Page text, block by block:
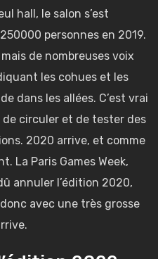
hall, le salon s’est
personnes en 2019.
de nombreuses voix
les cohues et les
dans les allées. C’est vrai
circuler et de tester des
2020 arrive, et comme
La Paris Games Week,
annuler l’édition 2020,
avec une très grosse